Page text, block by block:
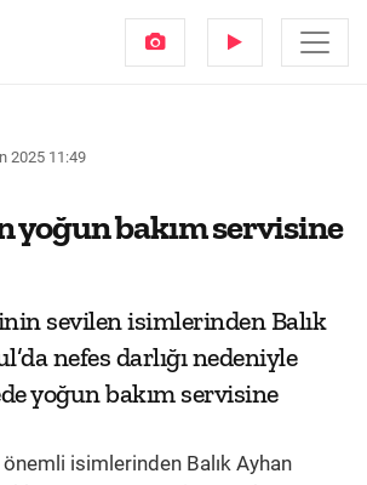
2025 11:49
yoğun bakım servisine
sevilen isimlerinden Balık
nefes darlığı nedeniyle
yoğun bakım servisine
isimlerinden Balık Ayhan